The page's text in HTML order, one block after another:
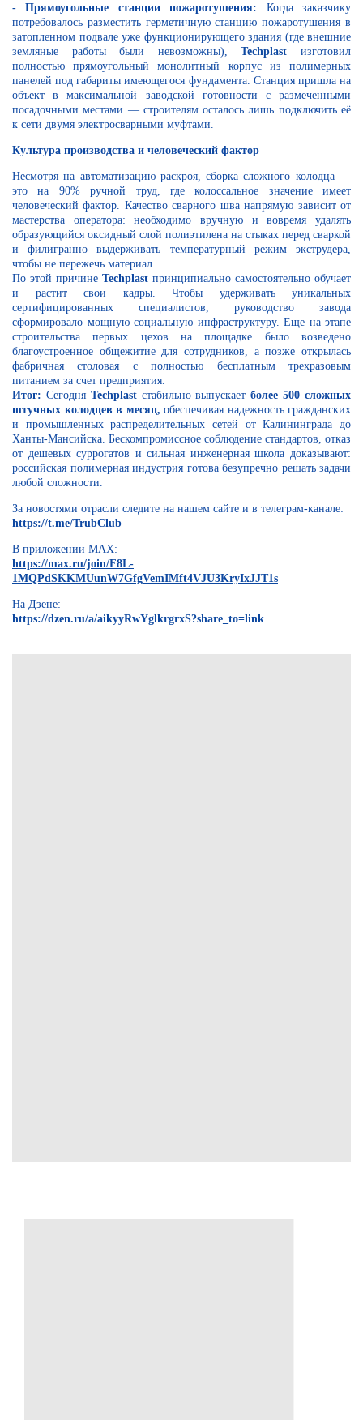
- Прямоугольные станции пожаротушения: Когда заказчику
потребовалось разместить герметичную станцию пожаротушения в
затопленном подвале уже функционирующего здания (где внешние
земляные работы были невозможны),Techplast
изготовил
полностью прямоугольный монолитный корпус из полимерных
панелей под габариты имеющегося фундамента. Станция пришла на
объект в максимальной заводской готовности с размеченными
посадочными местами — строителям осталось лишь подключить её
к сети двумя электросварными муфтами.
Культура производства и человеческий фактор
Несмотря на автоматизацию раскроя, сборка сложного колодца —
это на 90% ручной труд, где колоссальное значение имеет
человеческий фактор. Качество сварного шва напрямую зависит от
мастерства оператора: необходимо вручную и вовремя удалять
образующийся оксидный слой полиэтилена на стыках перед сваркой
и филигранно выдерживать температурный режим экструдера,
чтобы не пережечь материал.
По этой причине Techplast принципиально самостоятельно обучает
и растит свои кадры. Чтобы удерживать уникальных
сертифицированных специалистов, руководство завода
сформировало мощную социальную инфраструктуру. Еще на этапе
строительства первых цехов на площадке было возведено
благоустроенное общежитие для сотрудников, а позже открылась
фабричная столовая с полностью бесплатным трехразовым
питанием за счет предприятия.
Итог: Сегодня Techplastстабильно выпускаетболее 500 сложных
штучных колодцев в месяц, обеспечивая надежность гражданских
и промышленных распределительных сетей от Калининграда до
Ханты-Мансийска. Бескомпромиссное соблюдение стандартов, отказ
от дешевых суррогатов и сильная инженерная школа доказывают:
российская полимерная индустрия готова безупречно решать задачи
любой сложности.
За новостями отрасли следите на нашем сайте и в телеграм-канале:
https://t.me/TrubClub
В приложении МАХ:
https://max.ru/join/F8L-
1MQPdSKKMUunW7GfgVemIMft4VJU3KryIxJJT1s
На Дзене:
https://dzen.ru/a/aikyyRwYglkrgrxS?share_to=link